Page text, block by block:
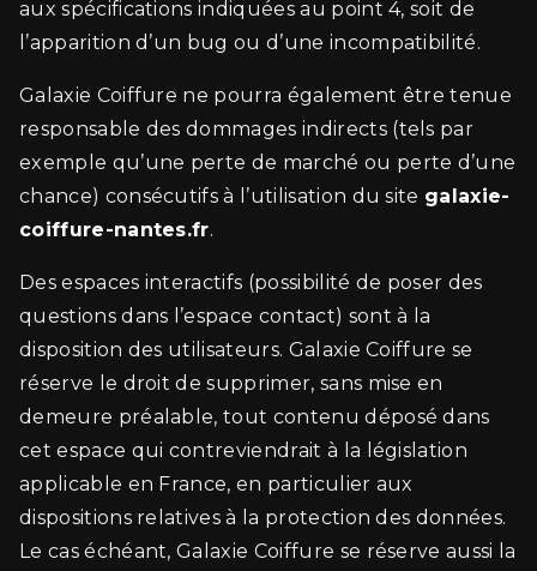
aux spécifications indiquées au point 4, soit de
l’apparition d’un bug ou d’une incompatibilité.
Galaxie Coiffure ne pourra également être tenue
responsable des dommages indirects (tels par
exemple qu’une perte de marché ou perte d’une
chance) consécutifs à l’utilisation du site galaxie-
coiffure-nantes.fr.
Des espaces interactifs (possibilité de poser des
questions dans l’espace contact) sont à la
disposition des utilisateurs. Galaxie Coiffure se
réserve le droit de supprimer, sans mise en
demeure préalable, tout contenu déposé dans
cet espace qui contreviendrait à la législation
applicable en France, en particulier aux
dispositions relatives à la protection des données.
Le cas échéant, Galaxie Coiffure se réserve aussi la